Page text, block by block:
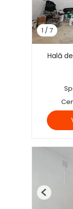
1 /7
Hală
Previous